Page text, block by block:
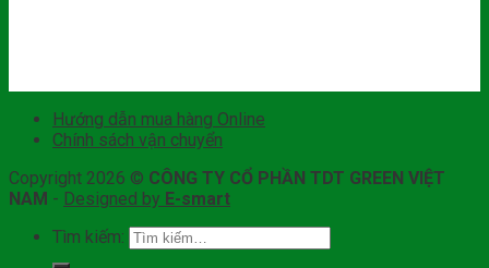
Hướng dẫn mua hàng Online
Chính sách vận chuyển
Copyright 2026 © CÔNG TY CỔ PHẦN TDT GREEN VIỆT
NAM - Designed by E-smart
Tìm kiếm: